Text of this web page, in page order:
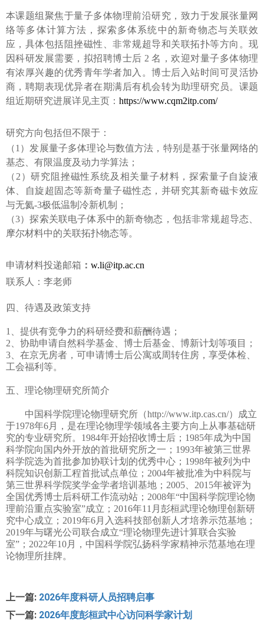
本课题组聚焦于量子多体物理前沿研究，致力于发展张量网
络等多体计算方法，探索多体系统中的新奇物态与关联效
应，具体包括阻挫磁性、非常规超导和关联拓扑等方向。现
因科研发展需要，拟招聘博士后 2 名，欢迎对量子多体物理
有浓厚兴趣的优秀青年学者加入。博士后入站时间可灵活协
商，聘期表现优异者在期满后有机会转为助理研究员。课题
组近期研究进展详见主页： https://www.cqm2itp.com/
研究方向包括但不限于：
（1）发展量子多体理论与数值方法，特别是基于张量网络的
基态、有限温度及动力学算法；
（2）研究阻挫磁性系统及相关量子材料，探索量子自旋液
体、自旋超固态等新奇量子磁性态，并研究其新奇磁卡效应
与无氦-3极低温制冷新机制；
（3）探索关联电子体系中的新奇物态，包括非常规超导态、
摩尔材料中的关联拓扑物态等。
申请材料投递邮箱 ： w.li@itp.ac.cn
联系人：李老师
四、待遇及政策支持
1、提供有竞争力的科研经费和薪酬待遇；
2、协助申请自然科学基金、博士后基金、博新计划等项目；
3、在京无房者，可申请博士后公寓或周转住房，享受体检、
工会福利等。
五、理论物理研究所简介
中国科学院理论物理研究所（http://www.itp.cas.cn/）成立
于1978年6月，是在理论物理学领域各主要方向上从事基础研
究的专业研究所。1984年开始招收博士后；1985年成为中国
科学院向国内外开放的首批研究所之一；1993年被第三世界
科学院选为首批参加协联计划的优秀中心；1998年被列为中
科院知识创新工程首批试点单位；2004年被批准为中科院与
第三世界科学院奖学金学者培训基地；2005、2015年被评为
全国优秀博士后科研工作流动站；2008年“中国科学院理论物
理前沿重点实验室”成立；2016年11月彭桓武理论物理创新研
究中心成立；2019年6月入选科技部创新人才培养示范基地；
2019年与曙光公司联合成立“理论物理先进计算联合实验
室”；2022年10月，中国科学院弘扬科学家精神示范基地在理
论物理所挂牌。
上一篇: 2026年度科研人员招聘启事
下一篇: 2026年度彭桓武中心访问科学家计划